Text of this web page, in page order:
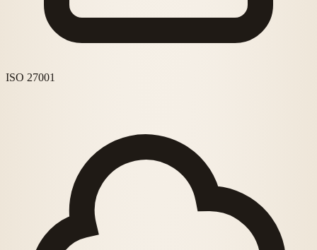
ISO 27001